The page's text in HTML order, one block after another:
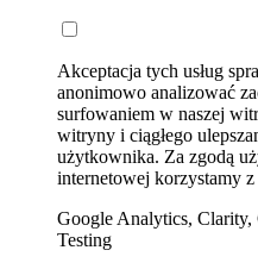
Akceptacja tych usług
anonimowo analizować
surfowaniem w naszej
witryny i ciągłego
użytkownika. Za zgodą
internetowej korzystamy z
Google Analytics,
Testing